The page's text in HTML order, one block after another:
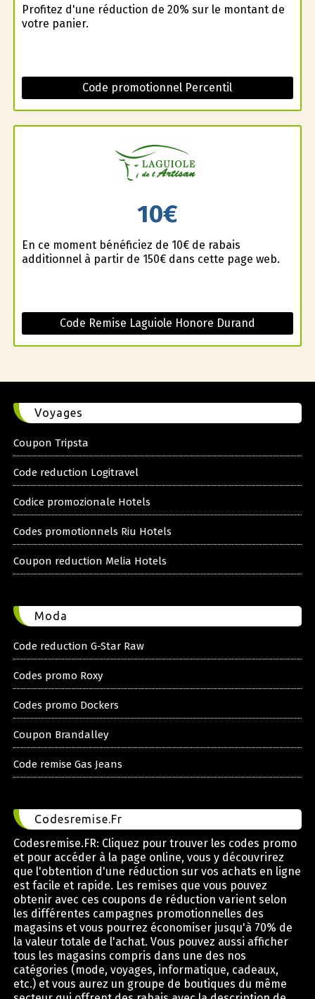
Profitez d'une réduction de 20% sur le montant de
votre panier.
Code promotionnel Percentil
10€
En ce moment bénéficiez de 10€ de rabais
additionnel à partir de 150€ dans cette page web.
Code Remise Laguiole Honore Durand
Voyages
Coupon Tripsta
Code reduction Logitravel
Codice promozionale Hotels
Codes promotionnels Riu Hotels
Coupon reduction Melia Hotels
Moda
Code reduction G-Star Raw
Codes promo Roxy
Codes promo Dockers
Coupon Brandalley
Code remise Gas Jeans
Codesremise.Fr
Codesremise.FR: Cliquez pour trouver les codes promo
et pour accéder à la page online, vous y découvrirez
que l'obtention d'une réduction sur vos achats en ligne
est facile et rapide. Les remises que vous pouvez
obtenir avec ces coupons de réduction varient selon
les différentes campagnes promotionnelles des
magasins et vous pourrez économiser jusqu'à 70% de
la valeur totale de l'achat. Vous pouvez aussi afficher
tous les magasins compris dans une des nos
catégories (mode, voyages, informatique, cadeaux,
etc.) et vous aurez un groupe de boutiques du même